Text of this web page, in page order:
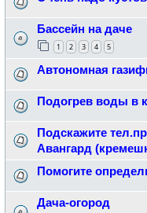
Бассейн на даче
1 2 3 4 5
Автономная
Подогрев воды в
Подскажите
Авангард
Помогите
Дача-огород